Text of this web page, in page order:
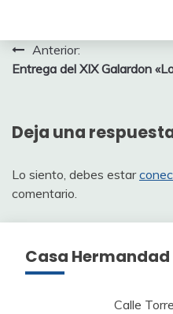
Navegación
de
Anterior:
Entrega del XIX Galardon
Deja una
Lo siento, debes estar
comentario.
Casa Hermandad
Calle